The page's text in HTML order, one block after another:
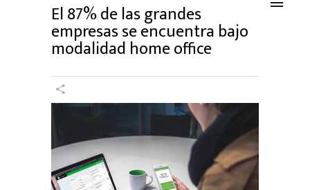
El 87% de las grandes
empresas se encuentra bajo
modalidad home office